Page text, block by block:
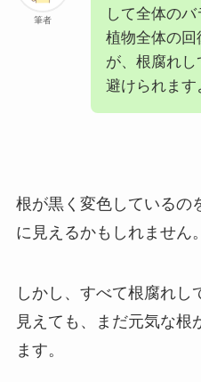
筆者
して全体のバ
植物全体の回
が、根腐れ
避けられます
根が黒く変色しているの
に見えるかもしれません。
しかし、すべて根腐れし
見えても、まだ元気な根
ます。